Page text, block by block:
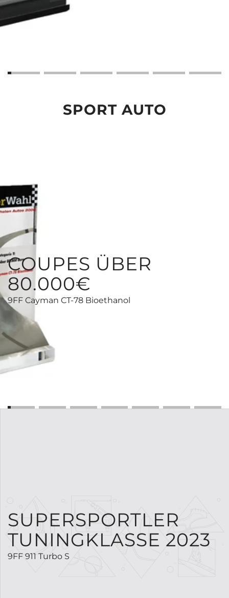
SPORT AUTO
COUPES ÜBER
80.000€
9FF Cayman CT-78 Bioethanol
SUPERSPORTLER
TUNINGKLASSE 2023
9FF 911 Turbo S